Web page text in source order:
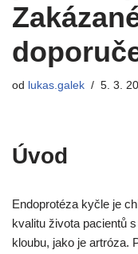
od lukas.galek 5. 3.
Úvod
Endoprotéza kyčle je
kvalitu života pacientů
kloubu, jako je artróza.